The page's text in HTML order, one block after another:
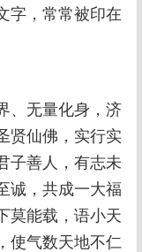
字，常常被印在
、无量化身，济
贤仙佛，实行实
子善人，有志未
诚，共成一大福
莫能载，语小天
使气数天地不仁